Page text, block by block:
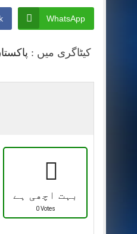
WhatsApp
کیٹاگری میں :
بہت اچھی ہے
0 Votes